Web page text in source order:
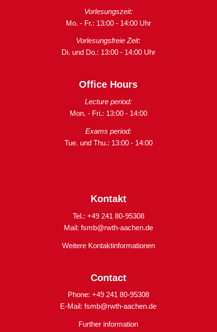
Vorlesungszeit:
Mo. - Fr.: 13:00 - 14:00 Uhr
Vorlesungsfreie Zeit:
Di. und Do.: 13:00 - 14:00 Uhr
Office Hours
Lecture period:
Mon. - Fri.: 13:00 - 14:00
Exams period:
Tue. und Thu.: 13:00 - 14:00
Kontakt
Tel.: +49 241 80-95308
Mail: fsmb@rwth-aachen.de
Weitere Kontaktinformationen
Contact
Phone: +49 241 80-95308
E-Mail:fsmb@rwth-aachen.de
Further information